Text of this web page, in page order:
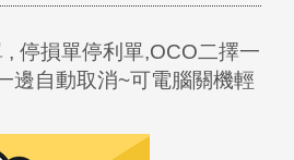
, 停損單停利單,OCO二擇一
邊自動取消~可電腦關機輕